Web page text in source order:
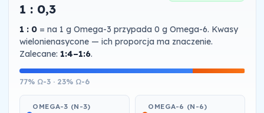
1 : 0,3
1 : 0= na 1 g Omega-3 przypada 0 g Omega-6. Kwasy
wielonienasycone — ich proporcja ma znaczenie.
Zalecane: 1:4–1:6.
77% Ω-3 · 23% Ω-6
OMEGA-3 (N-3) OMEGA-6 (N-6)